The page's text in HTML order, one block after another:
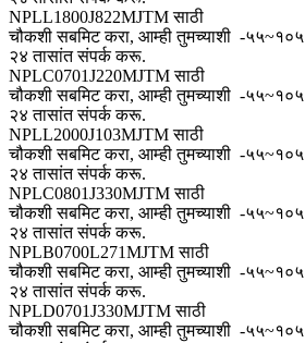
NPLL1800J822MJTM साठी
चौकशी सबमिट करा, आम्ही तुमच्याशी
२४ तासांत संपर्क करू.
-५५~१०५
NPLC0701J220MJTM साठी
चौकशी सबमिट करा, आम्ही तुमच्याशी
२४ तासांत संपर्क करू.
-५५~१०५
NPLL2000J103MJTM साठी
चौकशी सबमिट करा, आम्ही तुमच्याशी
२४ तासांत संपर्क करू.
-५५~१०५
NPLC0801J330MJTM साठी
चौकशी सबमिट करा, आम्ही तुमच्याशी
२४ तासांत संपर्क करू.
-५५~१०५
NPLB0700L271MJTM साठी
चौकशी सबमिट करा, आम्ही तुमच्याशी
२४ तासांत संपर्क करू.
-५५~१०५
NPLD0701J330MJTM साठी
चौकशी सबमिट करा, आम्ही तुमच्याशी -५५~१०५